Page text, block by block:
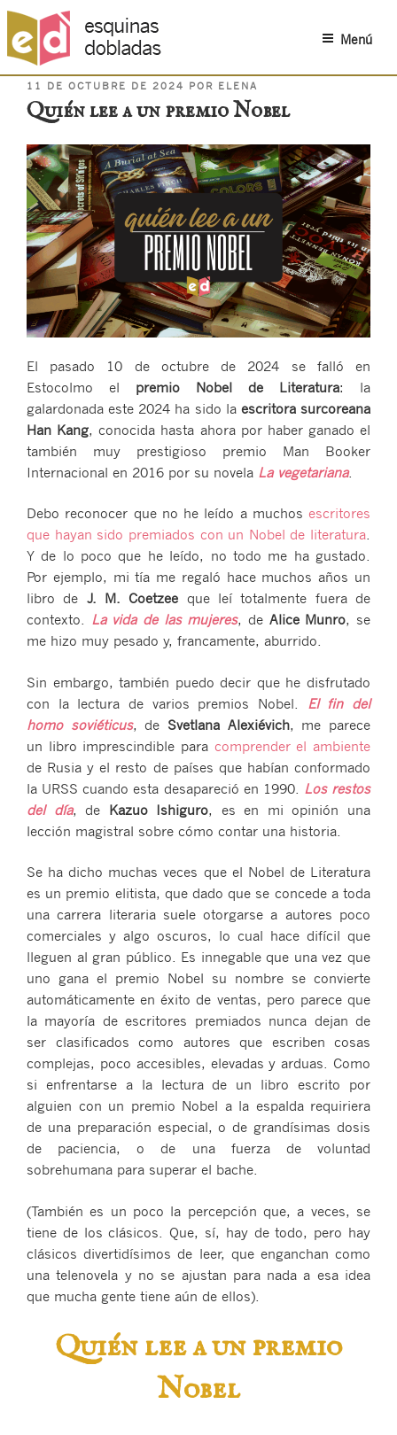
Saltar
Menú
PUBLICADO
EL
11 DE OCTUBRE DE 2024 POR ELENA
Quién lee a un premio Nobel
El pasado 10 de octubre de 2024 se falló en
Estocolmo el premio Nobel de Literatura: la
galardonada este 2024 ha sido la escritora surcoreana
Han Kang, conocida hasta ahora por haber ganado el
también muy prestigioso premio Man Booker
Internacional en 2016 por su novela La vegetariana.
Debo reconocer que no he leído a muchos escritores
que hayan sido premiados con un Nobel de literatura.
Y de lo poco que he leído, no todo me ha gustado.
Por ejemplo, mi tía me regaló hace muchos años un
libro de J. M. Coetzee que leí totalmente fuera de
contexto. La vida de las mujeres, de Alice Munro, se
me hizo muy pesado y, francamente, aburrido.
Sin embargo, también puedo decir que he disfrutado
con la lectura de varios premios Nobel.
El fin del
homo soviéticus, de Svetlana Alexiévich, me parece
un libro imprescindible para comprender el ambiente
de Rusia y el resto de países que habían conformado
la URSS cuando esta desapareció en 1990. Los restos
del día, de Kazuo Ishiguro, es en mi opinión una
lección magistral sobre cómo contar una historia.
Se ha dicho muchas veces que el Nobel de Literatura
es un premio elitista, que dado que se concede a toda
una carrera literaria suele otorgarse a autores poco
comerciales y algo oscuros, lo cual hace difícil que
lleguen al gran público. Es innegable que una vez que
uno gana el premio Nobel su nombre se convierte
automáticamente en éxito de ventas, pero parece que
la mayoría de escritores premiados nunca dejan de
ser clasificados como autores que escriben cosas
complejas, poco accesibles, elevadas y arduas. Como
si enfrentarse a la lectura de un libro escrito por
alguien con un premio Nobel a la espalda requiriera
de una preparación especial, o de grandísimas dosis
de paciencia, o de una fuerza de voluntad
sobrehumana para superar el bache.
(También es un poco la percepción que, a veces, se
tiene de los clásicos. Que, sí, hay de todo, pero hay
clásicos divertidísimos de leer, que enganchan como
una telenovela y no se ajustan para nada a esa idea
que mucha gente tiene aún de ellos).
Quién lee a un premio
Nobel